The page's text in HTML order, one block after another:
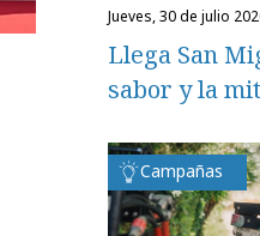
jueves, 30 de julio
Llega San
sabor y la
Campañas